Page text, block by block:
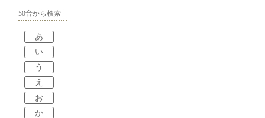
50音から検索
あ
い
う
え
お
か